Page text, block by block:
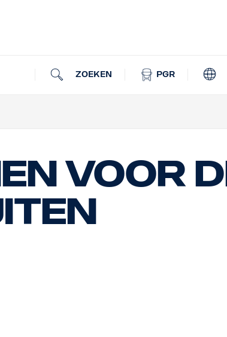
ZOEKEN PGR
voor